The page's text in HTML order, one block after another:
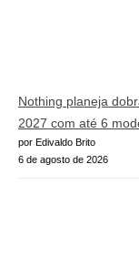
Nothing planeja
2027 com até 6
por Edivaldo Brito
6 de agosto de 2026